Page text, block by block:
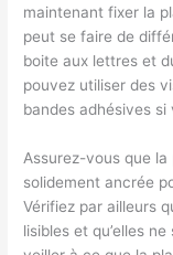
maintenant fixer la
peut se faire de
boite aux lettres et
pouvez utiliser des
bandes adhésives
Assurez-vous que
solidement ancrée
Vérifiez par ailleurs
lisibles et qu’elles